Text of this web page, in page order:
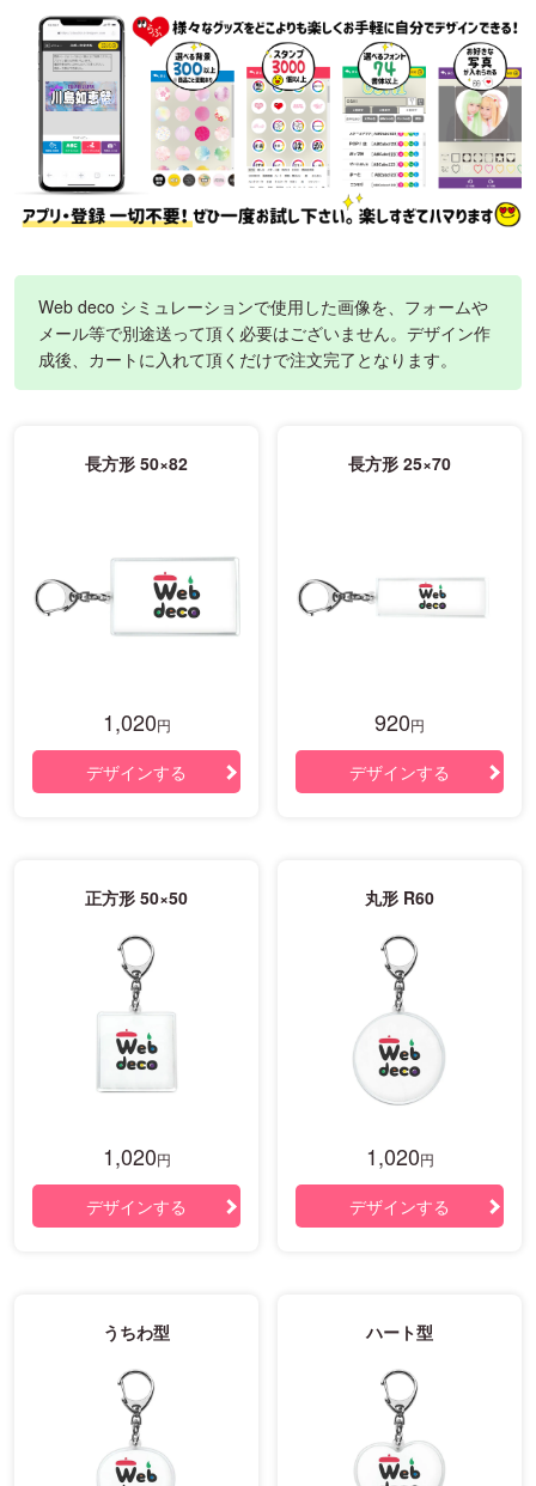
Web deco シミュレーションで使用した画像を、フォームや
メール等で別途送って頂く必要はございません。デザイン作
成後、カートに入れて頂くだけで注文完了となります。
長方形 50×82
1,020円
デザインする
長方形 25×70
920円
デザインする
正方形 50×50
1,020円
デザインする
丸形 R60
1,020円
デザインする
うちわ型 ハート型